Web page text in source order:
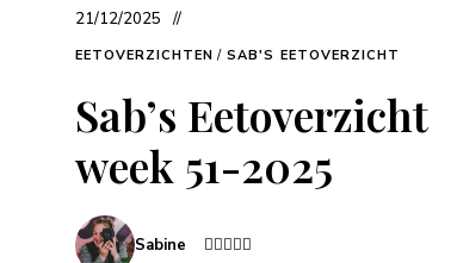
21/12/2025
EETOVERZICHTEN / SAB'S EETOVERZICHT
Sab’s Eetoverzicht
week 51-2025
Sabine